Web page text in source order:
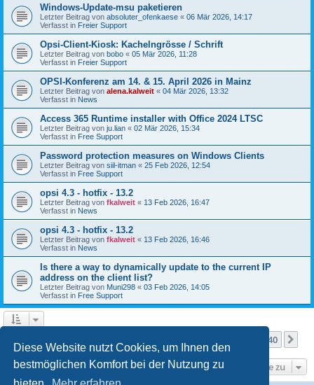
Diese Website nutzt Cookies, um Ihnen den
bestmöglichen Komfort bei der Nutzung zu
Windows-Update-msu paketieren
Letzter Beitrag von absoluter_ofenkaese « 06 Mär 2026, 14:17
Verfasst in Freier Support
Opsi-Client-Kiosk: Kachelngrösse / Schrift
Letzter Beitrag von bobo « 05 Mär 2026, 11:28
Verfasst in Freier Support
OPSI-Konferenz am 14. & 15. April 2026 in Mainz
Letzter Beitrag von alena.kalweit « 04 Mär 2026, 13:32
Verfasst in News
Access 365 Runtime installer with Office 2024 LTSC
Letzter Beitrag von ju.lian « 02 Mär 2026, 15:34
Verfasst in Free Support
Password protection measures on Windows Clients
Letzter Beitrag von siil-itman « 25 Feb 2026, 12:54
Verfasst in Free Support
opsi 4.3 - hotfix - 13.2
Letzter Beitrag von fkalweit « 13 Feb 2026, 16:47
Verfasst in News
opsi 4.3 - hotfix - 13.2
Letzter Beitrag von fkalweit « 13 Feb 2026, 16:46
Verfasst in News
Is there a way to dynamically update to the current IP
address on the client list?
Letzter Beitrag von Muni298 « 03 Feb 2026, 14:05
Verfasst in Free Support
40
Gehe zu